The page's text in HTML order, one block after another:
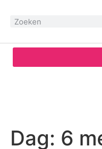
Dag: 6